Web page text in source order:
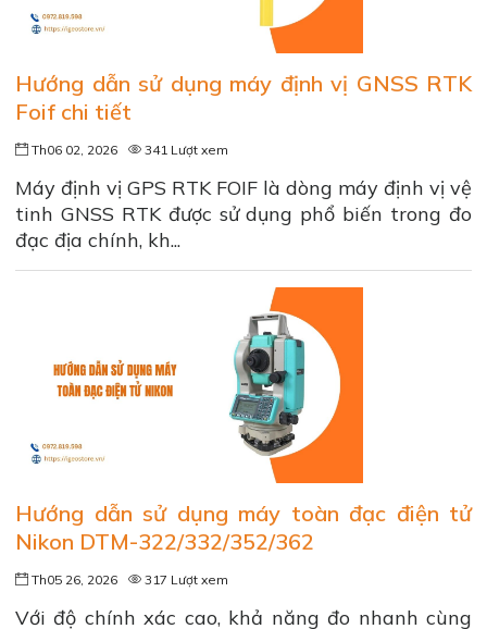
Hướng dẫn sử dụng máy định vị GNSS RTK
Foif chi tiết
Th06 02, 2026 341 Lượt xem
Máy định vị GPS RTK FOIF là dòng máy định vị vệ
tinh GNSS RTK được sử dụng phổ biến trong đo
đạc địa chính, kh...
Hướng dẫn sử dụng máy toàn đạc điện tử
Nikon DTM-322/332/352/362
Th05 26, 2026 317 Lượt xem
Với độ chính xác cao, khả năng đo nhanh cùng